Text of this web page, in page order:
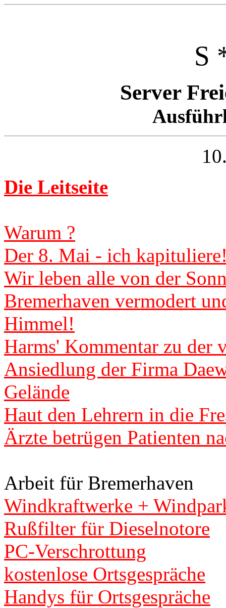
S
Server
Die Leitseite
Warum ?
Der 8. Mai - ich
Wir leben alle von der
Bremerhaven vermodert
Himmel!
Harms' Kommentar zu der
Ansiedlung der Firma
Gelände
Haut den Lehrern in die
Ärzte betrügen Patienten
Arbeit für Bremerhaven
Windkraftwerke +
Rußfilter für Dieselnotore
PC-Verschrottung
kostenlose Ortsgespräche
Handys für Ortsgespräche